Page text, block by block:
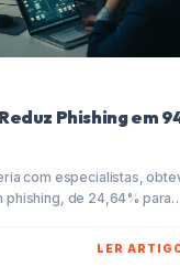
Phishing em
com especialistas,
phishing, de 24,64% para
e oferece dicas
LER